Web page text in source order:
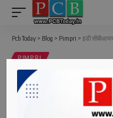
Pcb Today > Blog > Pimpri > इडी
PIMPRI
इडी सीबीआयचा
आप